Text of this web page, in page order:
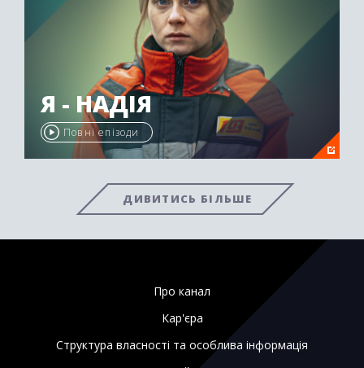
Я - НАДІЯ
Повні епізоди
ДИВИТИСЬ БІЛЬШЕ
Про канал
Кар'єра
Структура власності та особлива інформація